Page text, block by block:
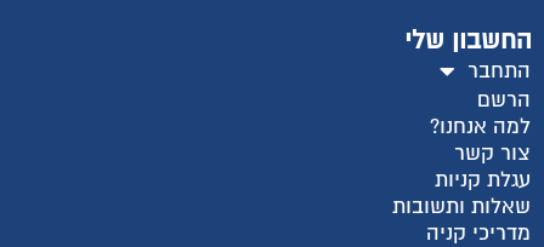
החשבון שלי
התחבר
הרשם
למה אנחנו?
צור קשר
עגלת קניות
שאלות ותשובות
מדריכי קניה